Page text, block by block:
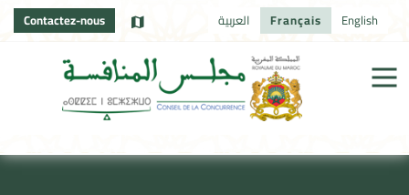
Contactez-nous العربية Français English